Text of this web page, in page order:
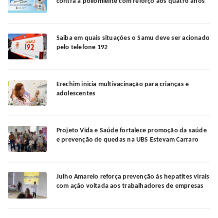
Saiba em quais situações o Samu deve ser acionado
pelo telefone 192
Erechim inicia multivacinação para crianças e
adolescentes
Projeto Vida e Saúde fortalece promoção da saúde
e prevenção de quedas na UBS Estevam Carraro
Julho Amarelo reforça prevenção às hepatites virais
com ação voltada aos trabalhadores de empresas